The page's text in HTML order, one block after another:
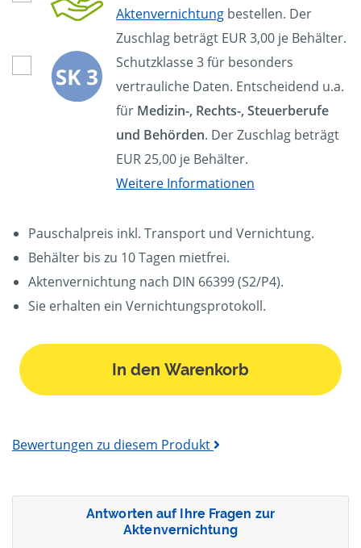
Aktenvernichtung bestellen. Der
Zuschlag beträgt EUR 3,00 je Behälter.
Schutzklasse 3 für besonders
vertrauliche Daten. Entscheidend u.a.
für Medizin-, Rechts-, Steuerberufe
und Behörden. Der Zuschlag beträgt
EUR 25,00 je Behälter.
Weitere Informationen
Pauschalpreis inkl. Transport und Vernichtung.
Behälter bis zu 10 Tagen mietfrei.
Aktenvernichtung nach DIN 66399 (S2/P4).
Sie erhalten ein Vernichtungsprotokoll.
In den Warenkorb
Bewertungen zu diesem Produkt
Antworten auf Ihre Fragen zur
Aktenvernichtung